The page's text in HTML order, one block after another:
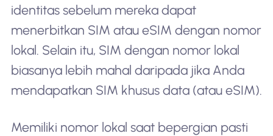
identitas sebelum mereka dapat
menerbitkan SIM atau eSIM dengan nomor
lokal. Selain itu, SIM dengan nomor lokal
biasanya lebih mahal daripada jika Anda
mendapatkan SIM khusus data (atau eSIM).
Memiliki nomor lokal saat bepergian pasti